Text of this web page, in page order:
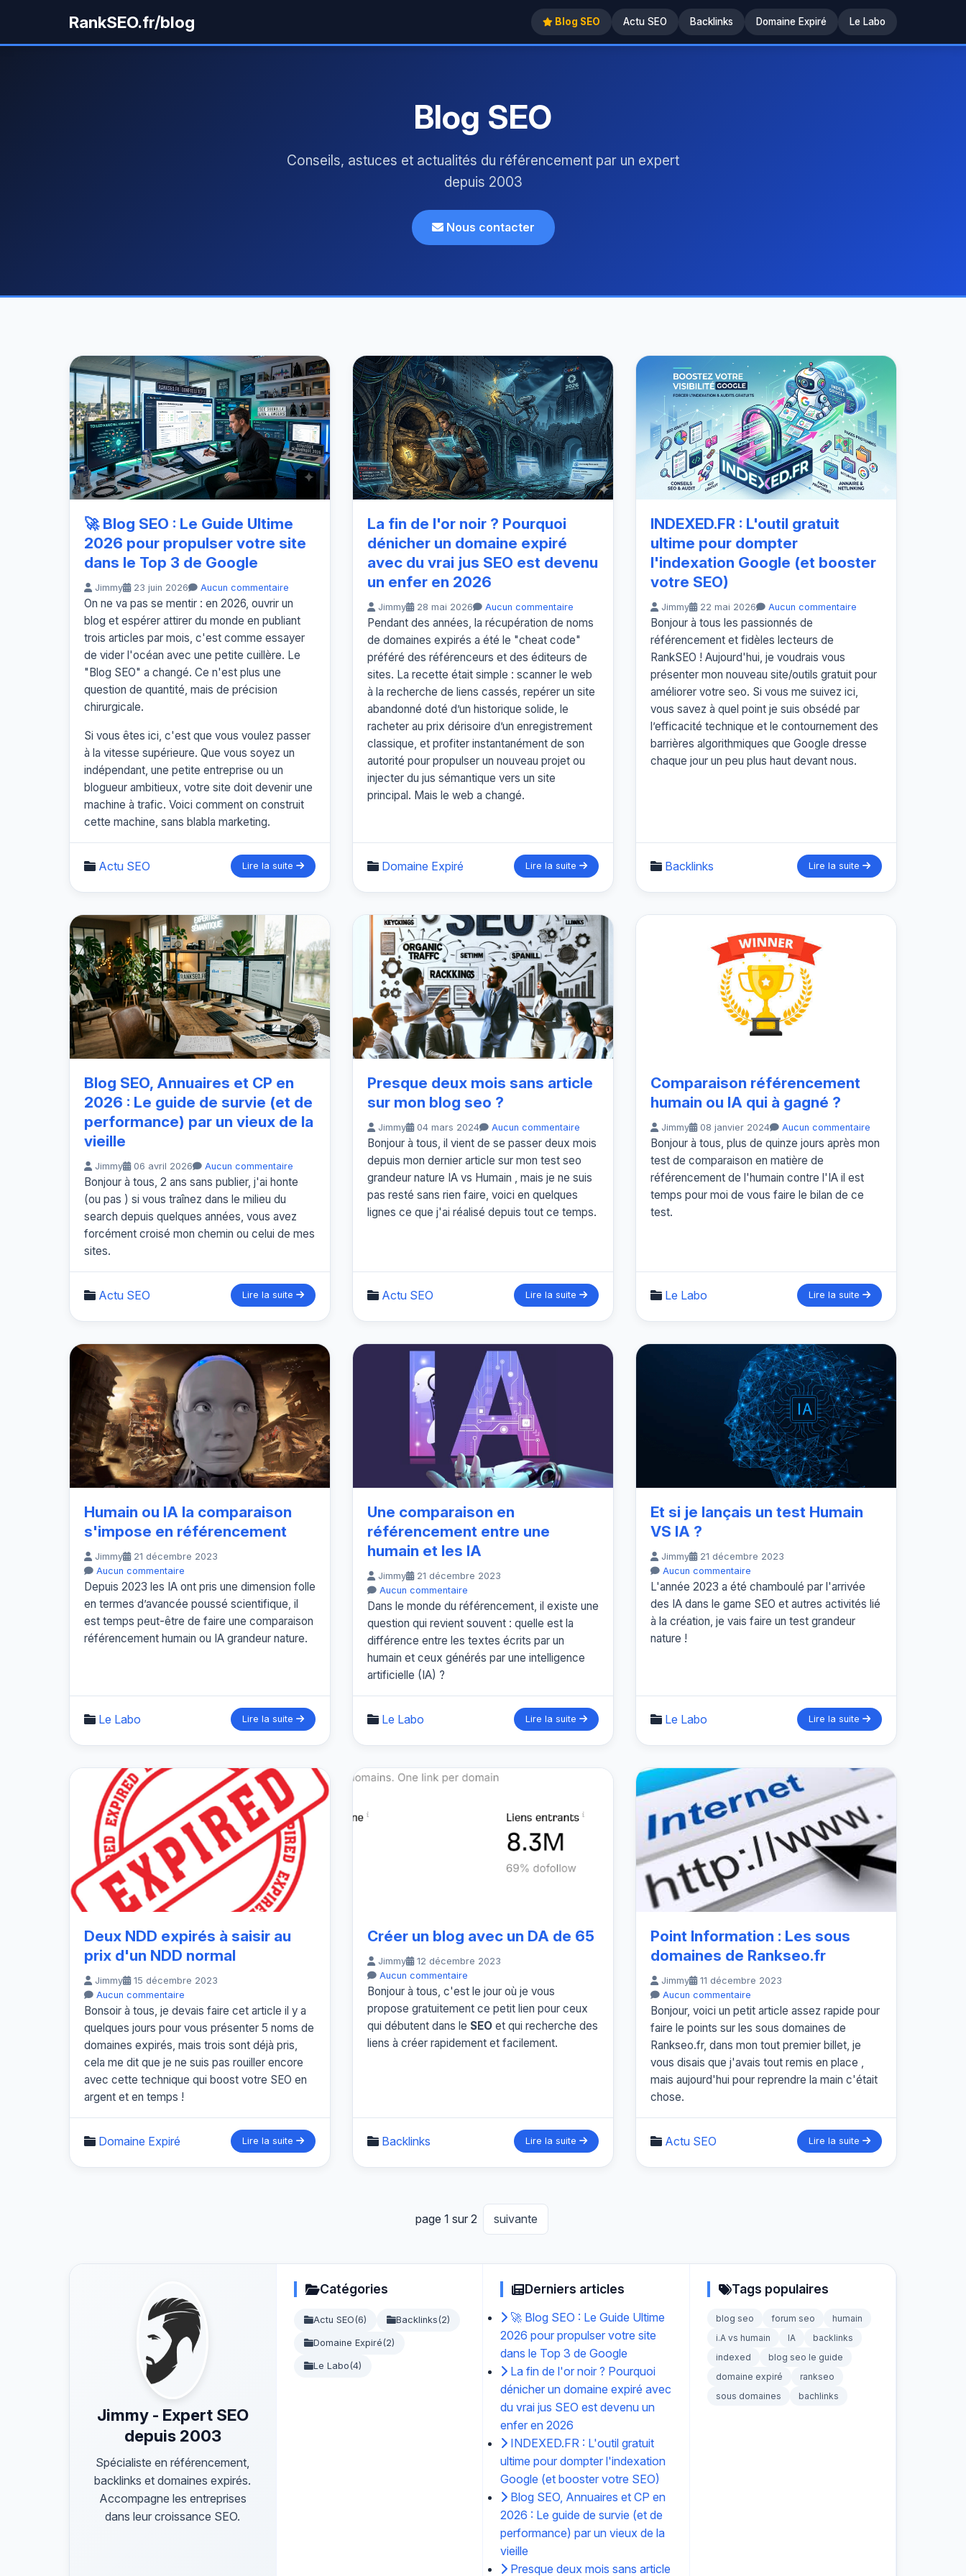
RankSEO.fr/blog Blog SEO Actu SEO Backlinks Domaine Expiré Le Labo
Blog SEO
Conseils, astuces et actualités du référencement par un expert
depuis 2003
Nous contacter
🚀 Blog SEO : Le Guide Ultime
2026 pour propulser votre site
dans le Top 3 de Google
Jimmy 23 juin 2026 Aucun commentaire
On ne va pas se mentir : en 2026, ouvrir un
blog et espérer attirer du monde en publiant
trois articles par mois, c'est comme essayer
de vider l'océan avec une petite cuillère. Le
"Blog SEO" a changé. Ce n'est plus une
question de quantité, mais de précision
chirurgicale.
Si vous êtes ici, c'est que vous voulez passer
à la vitesse supérieure. Que vous soyez un
indépendant, une petite entreprise ou un
blogueur ambitieux, votre site doit devenir une
machine à trafic. Voici comment on construit
cette machine, sans blabla marketing.
Actu SEO Lire la suite
La fin de l'or noir ? Pourquoi
dénicher un domaine expiré
avec du vrai jus SEO est devenu
un enfer en 2026
Jimmy 28 mai 2026 Aucun commentaire
Pendant des années, la récupération de noms
de domaines expirés a été le "cheat code"
préféré des référenceurs et des éditeurs de
sites. La recette était simple : scanner le web
à la recherche de liens cassés, repérer un site
abandonné doté d’un historique solide, le
racheter au prix dérisoire d’un enregistrement
classique, et profiter instantanément de son
autorité pour propulser un nouveau projet ou
injecter du jus sémantique vers un site
principal. Mais le web a changé.
Domaine Expiré Lire la suite
INDEXED.FR : L'outil gratuit
ultime pour dompter
l'indexation Google (et booster
votre SEO)
Jimmy 22 mai 2026 Aucun commentaire
Bonjour à tous les passionnés de
référencement et fidèles lecteurs de
RankSEO ! Aujourd'hui, je voudrais vous
présenter mon nouveau site/outils gratuit pour
améliorer votre seo. Si vous me suivez ici,
vous savez à quel point je suis obsédé par
l’efficacité technique et le contournement des
barrières algorithmiques que Google dresse
chaque jour un peu plus haut devant nous.
Backlinks Lire la suite
Blog SEO, Annuaires et CP en
2026 : Le guide de survie (et de
performance) par un vieux de la
vieille
Jimmy 06 avril 2026 Aucun commentaire
Bonjour à tous, 2 ans sans publier, j'ai honte
(ou pas ) si vous traînez dans le milieu du
search depuis quelques années, vous avez
forcément croisé mon chemin ou celui de mes
sites.
Actu SEO Lire la suite
Presque deux mois sans article
sur mon blog seo ?
Jimmy 04 mars 2024 Aucun commentaire
Bonjour à tous, il vient de se passer deux mois
depuis mon dernier article sur mon test seo
grandeur nature IA vs Humain , mais je ne suis
pas resté sans rien faire, voici en quelques
lignes ce que j'ai réalisé depuis tout ce temps.
Actu SEO Lire la suite
Comparaison référencement
humain ou IA qui à gagné ?
Jimmy 08 janvier 2024 Aucun commentaire
Bonjour à tous, plus de quinze jours après mon
test de comparaison en matière de
référencement de l'humain contre l'IA il est
temps pour moi de vous faire le bilan de ce
test.
Le Labo Lire la suite
Humain ou IA la comparaison
s'impose en référencement
Jimmy
21 décembre 2023
Aucun commentaire
Depuis 2023 les IA ont pris une dimension folle
en termes d’avancée poussé scientifique, il
est temps peut-être de faire une comparaison
référencement humain ou IA grandeur nature.
Le Labo Lire la suite
Une comparaison en
référencement entre une
humain et les IA
Jimmy
21 décembre 2023
Aucun commentaire
Dans le monde du référencement, il existe une
question qui revient souvent : quelle est la
différence entre les textes écrits par un
humain et ceux générés par une intelligence
artificielle (IA) ?
Le Labo Lire la suite
Et si je lançais un test Humain
VS IA ?
Jimmy
21 décembre 2023
Aucun commentaire
L'année 2023 a été chamboulé par l'arrivée
des IA dans le game SEO et autres activités lié
à la création, je vais faire un test grandeur
nature !
Le Labo Lire la suite
Deux NDD expirés à saisir au
prix d'un NDD normal
Jimmy
15 décembre 2023
Aucun commentaire
Bonsoir à tous, je devais faire cet article il y a
quelques jours pour vous présenter 5 noms de
domaines expirés, mais trois sont déjà pris,
cela me dit que je ne suis pas rouiller encore
avec cette technique qui boost votre SEO en
argent et en temps !
Domaine Expiré Lire la suite
Créer un blog avec un DA de 65
Jimmy
12 décembre 2023
Aucun commentaire
Bonjour à tous, c'est le jour où je vous
propose gratuitement ce petit lien pour ceux
qui débutent dans le SEO et qui recherche des
liens à créer rapidement et facilement.
Backlinks Lire la suite
Point Information : Les sous
domaines de Rankseo.fr
Jimmy
11 décembre 2023
Aucun commentaire
Bonjour, voici un petit article assez rapide pour
faire le points sur les sous domaines de
Rankseo.fr, dans mon tout premier billet, je
vous disais que j'avais tout remis en place ,
mais aujourd'hui pour reprendre la main c'était
chose.
Actu SEO Lire la suite
page 1 sur 2 suivante
Jimmy - Expert SEO
depuis 2003
Spécialiste en référencement,
backlinks et domaines expirés.
Accompagne les entreprises
dans leur croissance SEO.
Catégories
Actu SEO(6) Backlinks(2)
Domaine Expiré(2)
Le Labo(4)
Derniers articles
🚀 Blog SEO : Le Guide Ultime
2026 pour propulser votre site
dans le Top 3 de Google
La fin de l'or noir ? Pourquoi
dénicher un domaine expiré avec
du vrai jus SEO est devenu un
enfer en 2026
INDEXED.FR : L'outil gratuit
ultime pour dompter l'indexation
Google (et booster votre SEO)
Blog SEO, Annuaires et CP en
2026 : Le guide de survie (et de
performance) par un vieux de la
vieille
Presque deux mois sans article
Tags populaires
blog seo forum seo
humain
i.A vs humain
IA
backlinks
indexed
blog seo le guide
domaine expiré
rankseo
sous domaines
bachlinks